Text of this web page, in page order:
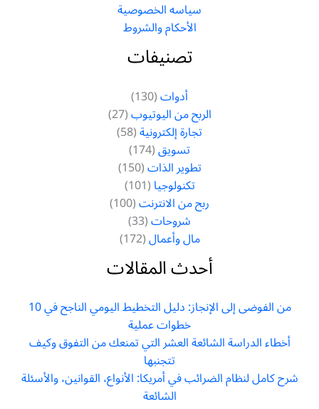
سياسه الخصوصية
الأحكام والشروط
تصنيفات
أدوات(130)
الربح من اليوتيوب(27)
تجارة إلكترونية(58)
تسويق(174)
تطوير الذات(150)
تكنولوجيا(101)
ربح من الانترنت(100)
شروحات(33)
مال وأعمال(172)
أحدث المقالات
من الفوضى إلى الإنجاز: دليل التخطيط اليومي الناجح في 10
خطوات عملية
أخطاء الدراسة الشائعة العشر التي تمنعك من التفوق وكيف
تتجنبها
شرح كامل لنظام الضرائب في أمريكا: الأنواع، القوانين، والأسئلة
الشائعة